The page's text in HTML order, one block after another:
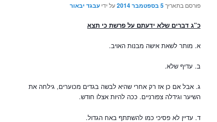
פורסם בתאריך5 בספטמבר 2014 על ידיעבגד יבאור
כ”ג דברים שלא ידעתם על פרשת כי תצא
א. מותר לשאת אישה מבנות האויב.
ב. עדיף שלא.
ג. אבל אם כן אז רק אחרי שהיא לבשה בגדים מכוערים, גילחה את
השיער וגידלה צפורניים. ככה להיות אצלו חודש.
ד. עדיין לא פסיכי כמו להשתתף באח הגדול.